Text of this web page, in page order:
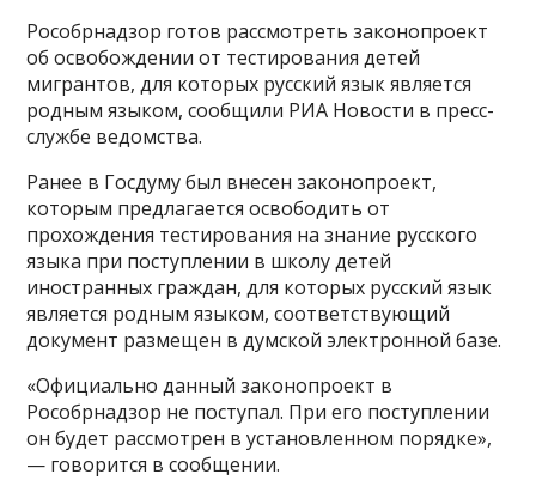
Рособрнадзор готов рассмотреть законопроект
об освобождении от тестирования детей
мигрантов, для которых русский язык является
родным языком, сообщили РИА Новости в пресс-
службе ведомства.
Ранее в Госдуму был внесен законопроект,
которым предлагается освободить от
прохождения тестирования на знание русского
языка при поступлении в школу детей
иностранных граждан, для которых русский язык
является родным языком, соответствующий
документ размещен в думской электронной базе.
«Официально данный законопроект в
Рособрнадзор не поступал. При его поступлении
он будет рассмотрен в установленном порядке»,
— говорится в сообщении.